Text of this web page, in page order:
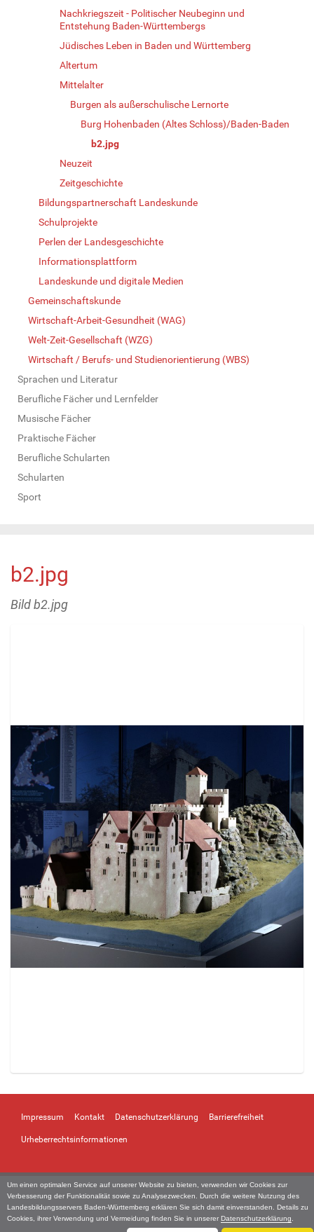
Um einen optimalen Service auf unserer Website zu bieten, verwenden wir Cookies zur
Verbesserung der Funktionalität sowie zu Analysezwecken. Durch die weitere Nutzung des
Landesbildungsservers Baden-Württemberg erklären Sie sich damit einverstanden. Details zu
Cookies, ihrer Verwendung und Vermeidung finden Sie in unserer Datenschutzerklärung
Nachkriegszeit - Politischer Neubeginn und
Entstehung Baden-Württembergs
Jüdisches Leben in Baden und Württemberg
Altertum
Mittelalter
Burgen als außerschulische Lernorte
Burg Hohenbaden (Altes Schloss)/Baden-Baden
b2.jpg
Neuzeit
Zeitgeschichte
Bildungspartnerschaft Landeskunde
Schulprojekte
Perlen der Landesgeschichte
Informationsplattform
Landeskunde und digitale Medien
Gemeinschaftskunde
Wirtschaft-Arbeit-Gesundheit (WAG)
Welt-Zeit-Gesellschaft (WZG)
Wirtschaft / Berufs- und Studienorientierung (WBS)
Sprachen und Literatur
Berufliche Fächer und Lernfelder
Musische Fächer
Praktische Fächer
Berufliche Schularten
Schularten
Sport
b2.jpg
Bild b2.jpg
e
g
e
d
i
n
Impressum Kontakt Datenschutzerklärung Barrierefreiheit
Urheberrechtsinformationen